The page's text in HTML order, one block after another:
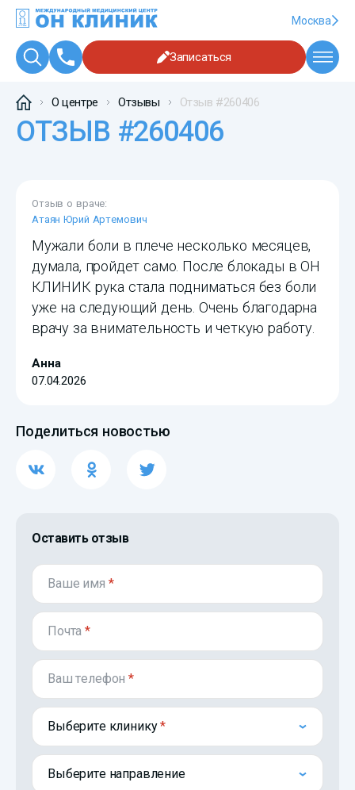
Москва
Записаться
О центре Отзывы Отзыв #260406
ОТЗЫВ #260406
Отзыв о враче:
Атаян Юрий Артемович
Мужали боли в плече несколько месяцев,
думала, пройдет само. После блокады в ОН
КЛИНИК рука стала подниматься без боли
уже на следующий день. Очень благодарна
врачу за внимательность и четкую работу.
Анна
07.04.2026
Поделиться новостью
Оставить отзыв
Ваше имя *
Почта*
Ваш телефон*
Выберите клинику
Выберите направление